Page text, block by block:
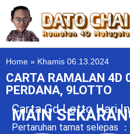
Home » Khamis 06.13.2024
CARTA RAMALAN 4D
PERDANA, 9LOTTO
Carta Gd Lotto Hari
MAIN
Pertaruhan tamat selepas ：